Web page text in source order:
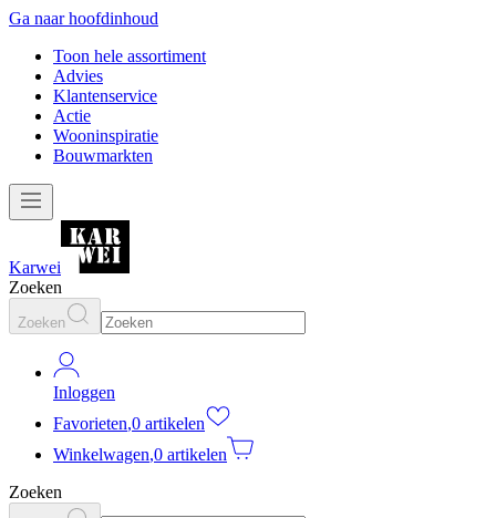
Ga naar hoofdinhoud
Toon hele assortiment
Advies
Klantenservice
Actie
Wooninspiratie
Bouwmarkten
Karwei
Zoeken
Zoeken
Inloggen
Favorieten,0 artikelen
Winkelwagen,0 artikelen
Zoeken